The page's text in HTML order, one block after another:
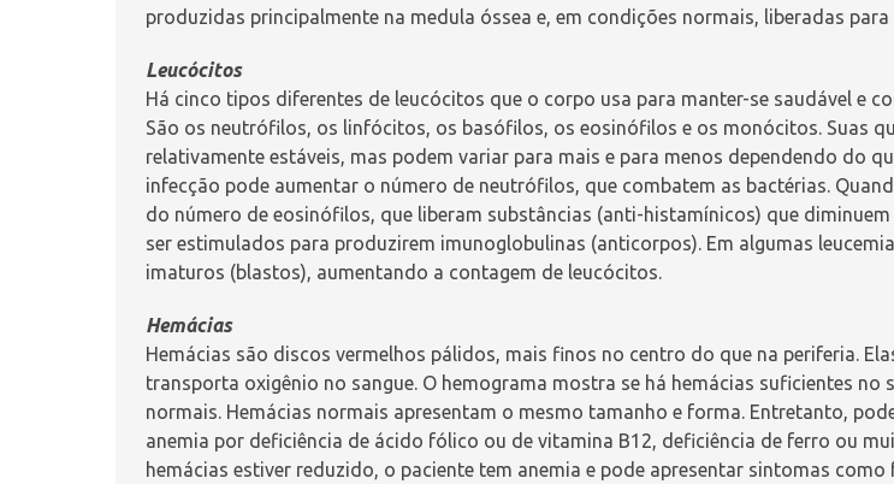
produzidas principalmente na medula óssea e, em condições normais, liberadas
Leucócitos
Há cinco tipos diferentes de leucócitos que o corpo usa para manter-se saudável e
São os neutrófilos, os linfócitos, os basófilos, os eosinófilos e os monócitos. Suas
relativamente estáveis, mas podem variar para mais e para menos dependendo do
infecção pode aumentar o número de neutrófilos, que combatem as bactérias.
do número de eosinófilos, que liberam substâncias (anti-histamínicos) que
ser estimulados para produzirem imunoglobulinas (anticorpos). Em algumas
imaturos (blastos), aumentando a contagem de leucócitos.
Hemácias
Hemácias são discos vermelhos pálidos, mais finos no centro do que na periferia.
transporta oxigênio no sangue. O hemograma mostra se há hemácias suficientes no
normais. Hemácias normais apresentam o mesmo tamanho e forma. Entretanto,
anemia por deficiência de ácido fólico ou de vitamina B12, deficiência de ferro ou
hemácias estiver reduzido, o paciente tem anemia e pode apresentar sintomas como